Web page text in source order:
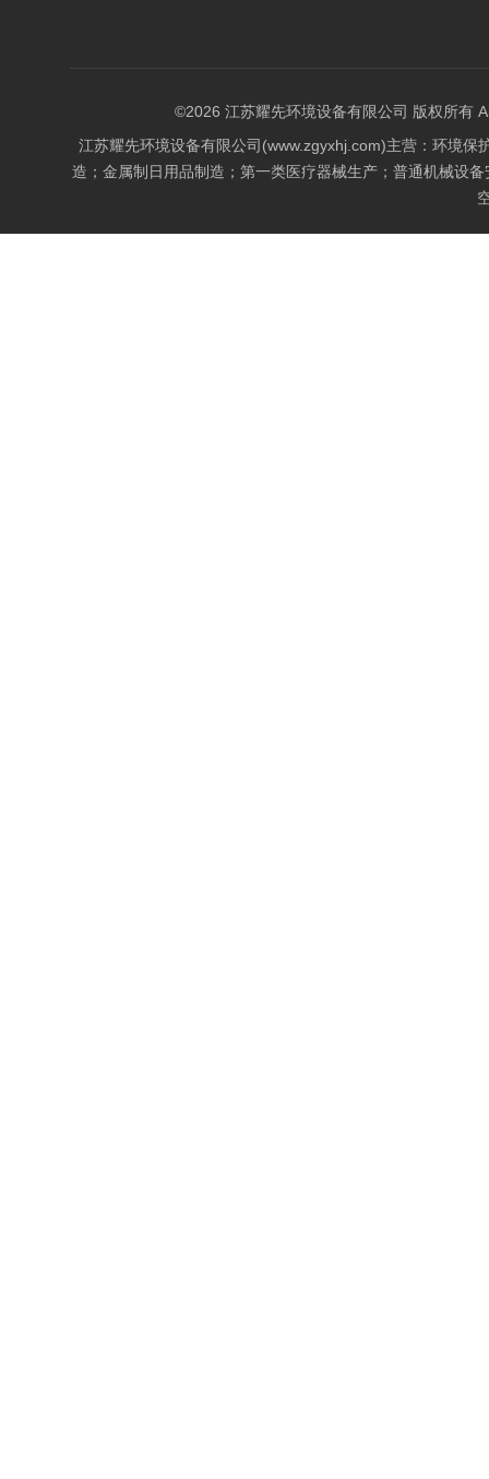
©2026 江苏耀先环境设备有限公司 版权所有
江苏耀先环境设备有限公司(www.zgyxhj.com)主营：环境
造；金属制日用品制造；第一类医疗器械生产；普通机械设